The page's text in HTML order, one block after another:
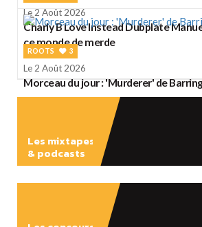
Le 2 Août 2026
Charly B Love Instead Dubplate
ce monde de merde
ROOTS 3
Le 2 Août 2026
Morceau du jour : 'Murderer' de
Les mixtapes
& podcasts